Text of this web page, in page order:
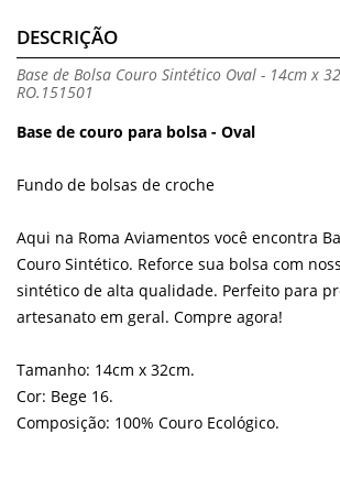
DESCRIÇÃO
Base de Bolsa Couro Sintético Oval - 14cm x
RO.151501
Base de couro para bolsa - Oval
Fundo de bolsas de croche
Aqui na Roma Aviamentos você encontra
Couro Sintético. Reforce sua bolsa com
sintético de alta qualidade. Perfeito para
artesanato em geral. Compre agora!
Tamanho: 14cm x 32cm.
Cor: Bege 16.
Composição: 100% Couro Ecológico.